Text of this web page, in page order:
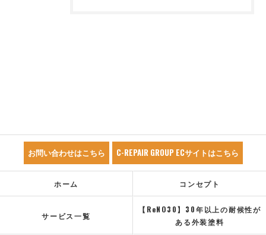
お問い合わせはこちら C-REPAIR GROUP ECサイトはこちら
ホーム コンセプト
サービス一覧
【ReNO30】30年以上の耐候性が
ある外装塗料